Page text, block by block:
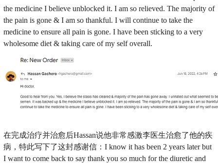
the medicine I believe unblocked it. I am so relieved. The majority of
the pain is gone & I am so thankful. I will continue to take the
medicine to ensure all pain is gone. I have been sticking to a very
wholesome diet & taking care of my self overall.
在完成治疗并治愈后Hassan说他非常感激李医生治愈了他的疾
病，特此写下了这封感谢信：I know it has been 2 years later but
I want to come back to say thank you so much for the diuretic and